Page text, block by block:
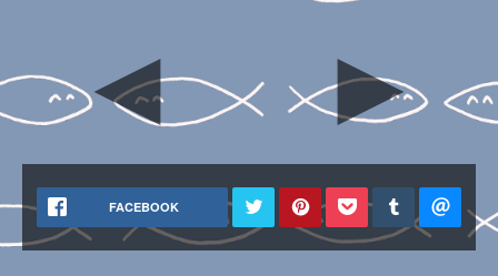
◄ ►
FACEBOOK